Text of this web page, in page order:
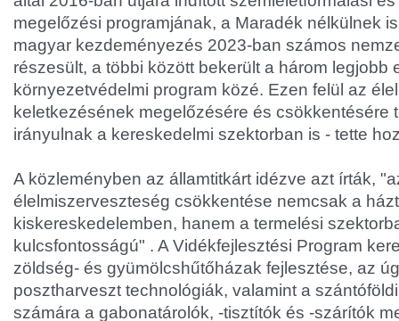
megelőzési programjának, a Maradék nélkülnek
magyar kezdeményezés 2023-ban számos
részesült, a többi között bekerült a három legjobb
környezetvédelmi program közé. Ezen felül az
keletkezésének megelőzésére és csökkentésére
irányulnak a kereskedelmi szektorban is - tette
A közleményben az államtitkárt idézve azt írták,
élelmiszerveszteség csökkentése nemcsak a
kiskereskedelemben, hanem a termelési
kulcsfontosságú" . A Vidékfejlesztési Program
zöldség- és gyümölcshűtőházak fejlesztése, az
posztharveszt technológiák, valamint a
számára a gabonatárolók, -tisztítók és -szárítók